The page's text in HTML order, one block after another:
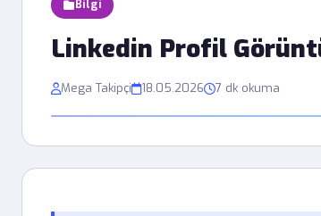
Bilgi
Linkedin Profil
Mega Takipçi 18.05.2026 7 dk okuma